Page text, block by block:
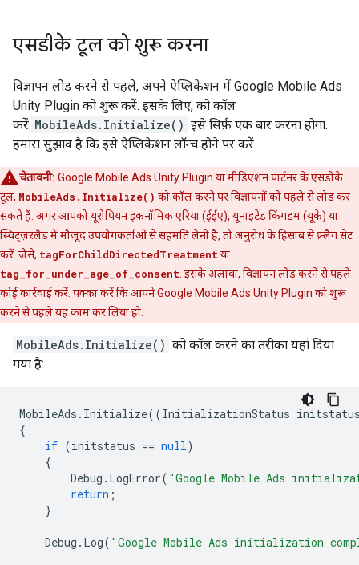
एसडीके टूल को शुरू करना
विज्ञापन लोड करने से पहले, अपने ऐप्लिकेशन में Google Mobile Ads
Unity Plugin को शुरू करें. इसके लिए, को कॉल
करें. MobileAds.Initialize() इसे सिर्फ़ एक बार करना होगा.
हमारा सुझाव है कि इसे ऐप्लिकेशन लॉन्च होने पर करें.
चेतावनी: Google Mobile Ads Unity Plugin या मीडिएशन पार्टनर के एसडीके
टूल, MobileAds.Initialize() को कॉल करने पर विज्ञापनों को पहले से लोड कर
सकते हैं. अगर आपको यूरोपियन इकनॉमिक एरिया (ईईए), यूनाइटेड किंगडम (यूके) या
स्विट्ज़रलैंड में मौजूद उपयोगकर्ताओं से सहमति लेनी है, तो अनुरोध के हिसाब से फ़्लैग सेट
करें. जैसे, tagForChildDirectedTreatment या
tag_for_under_age_of_consent . इसके अलावा, विज्ञापन लोड करने से पहले
कोई कार्रवाई करें. पक्का करें कि आपनेGoogle Mobile Ads Unity Plugin को शुरू
करने से पहले यह काम कर लिया हो.
MobileAds.Initialize() को कॉल करने का तरीका यहां दिया
गया है:
MobileAds . Initialize((InitializationStatus
{
if (initstatus == null )
{
Debug . LogError( "Google Mobile Ads
return ;
}
Debug . Log( "Google Mobile Ads initialization